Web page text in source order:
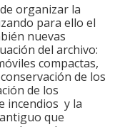
organizar la
para ello el
nuevas
del archivo:
compactas,
de los
de los
incendios y la
que